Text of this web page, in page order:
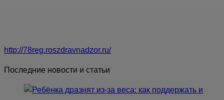
http://78reg.roszdravnadzor.ru/
Последние новости и статьи